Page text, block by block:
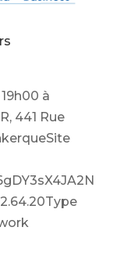
à
441 Rue